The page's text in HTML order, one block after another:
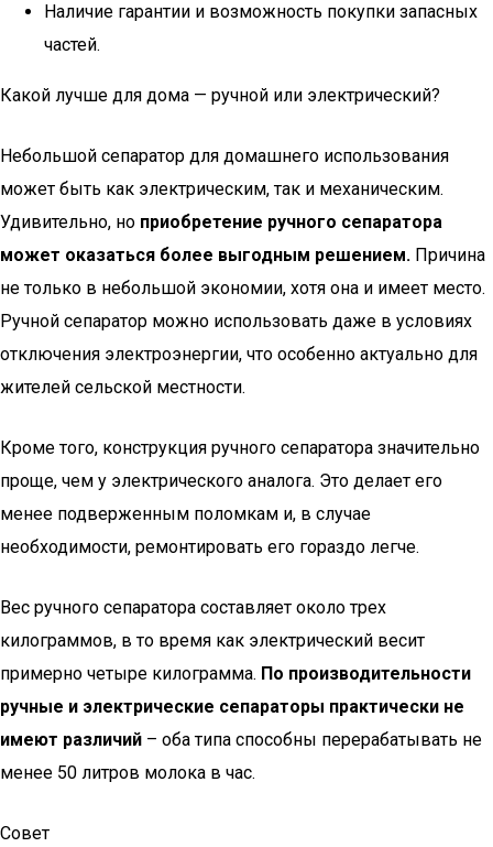
Наличие гарантии и возможность покупки запасных
частей.
Какой лучше для дома — ручной или электрический?
Небольшой сепаратор для домашнего использования
может быть как электрическим, так и механическим.
Удивительно, но приобретение ручного сепаратора
может оказаться более выгодным решением. Причина
не только в небольшой экономии, хотя она и имеет место.
Ручной сепаратор можно использовать даже в условиях
отключения электроэнергии, что особенно актуально для
жителей сельской местности.
Кроме того, конструкция ручного сепаратора значительно
проще, чем у электрического аналога. Это делает его
менее подверженным поломкам и, в случае
необходимости, ремонтировать его гораздо легче.
Вес ручного сепаратора составляет около трех
килограммов, в то время как электрический весит
примерно четыре килограмма. По производительности
ручные и электрические сепараторы практически не
имеют различий – оба типа способны перерабатывать не
менее 50 литров молока в час.
Совет